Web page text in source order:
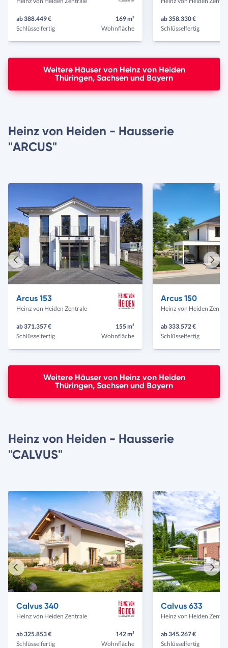
ab 388.449 €
Schlüsselfertig
169 m²
Wohnfläche
ab 358.330 €
Schlüsselfertig
Weitere Häuser von Heinz von Heiden
Thüringen, Sachsen und Bayern
Heinz von Heiden - Hausserie
"ARCUS"
Arcus 153
Heinz von Heiden Zentrale
ab 371.357 €
Schlüsselfertig
155 m²
Wohnfläche
Arcus 150
Heinz von Heiden
ab 333.572 €
Schlüsselfertig
Vorheriges
Haus
Weitere Häuser von Heinz von Heiden
Thüringen, Sachsen und Bayern
Heinz von Heiden - Hausserie
"CALVUS"
Calvus 340
Heinz von Heiden Zentrale
ab 325.853 €
Schlüsselfertig
142 m²
Wohnfläche
Calvus 633
Heinz von Heiden
ab 345.267 €
Schlüsselfertig
Vorheriges
Haus
Haus